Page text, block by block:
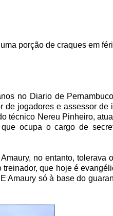
porção de craques em
no Diario de
jogadores e assessor de
técnico Nereu Pinheiro,
ocupa o cargo de
no entanto, tolerava
que hoje é
Amaury só à base do